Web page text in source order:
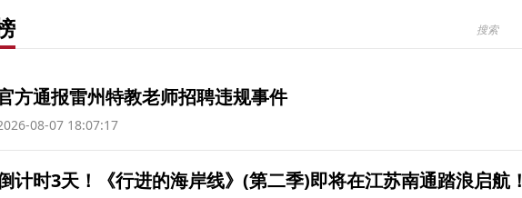
方通报雷州特教老师招聘违规事件
08-07 18:07:17
计时3天！《行进的海岸线》(第二季)即将在江苏南通踏浪启航！